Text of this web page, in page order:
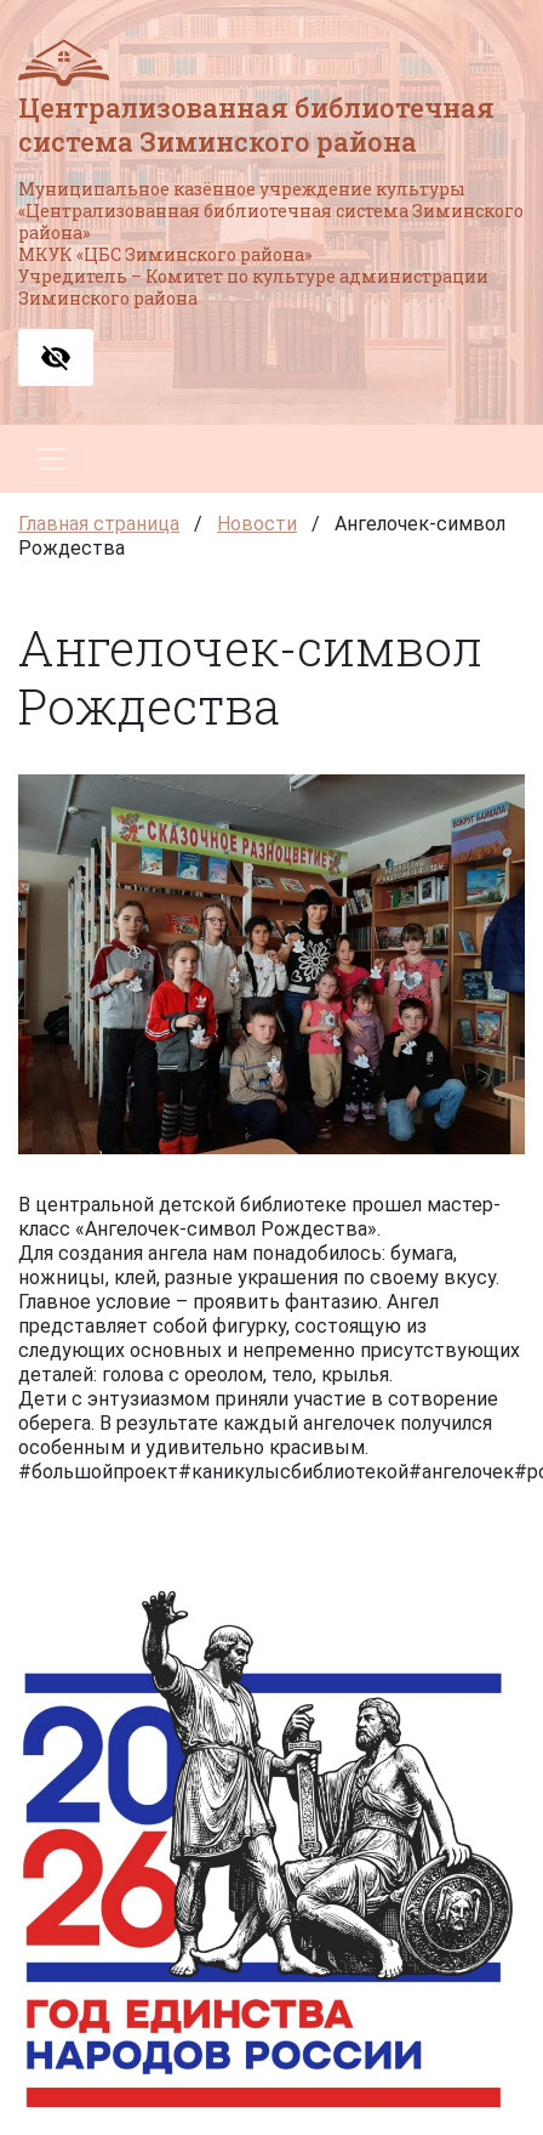
Централизованная библиотечная
система Зиминского района
Муниципальное казённое учреждение культуры
«Централизованная библиотечная система Зиминского
района»
МКУК «ЦБС Зиминского района»
Учредитель – Комитет по культуре администрации
Зиминского района
Главная страница / Новости /
Ангелочек-символ
Рождества
Ангелочек-символ
Рождества
В центральной детской библиотеке прошел мастер-
класс «Ангелочек-символ Рождества».
Для создания ангела нам понадобилось: бумага,
ножницы, клей, разные украшения по своему вкусу.
Главное условие – проявить фантазию. Ангел
представляет собой фигурку, состоящую из
следующих основных и непременно присутствующих
деталей: голова с ореолом, тело, крылья.
Дети с энтузиазмом приняли участие в сотворение
оберега. В результате каждый ангелочек получился
особенным и удивительно красивым.